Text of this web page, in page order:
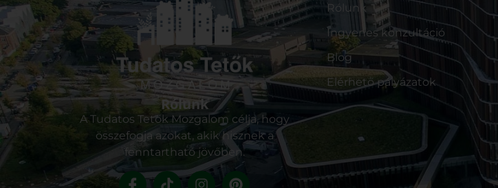
Rólunk
A Tudatos Tetők Mozgalom célja, hogy
összefogja azokat, akik hisznek a
fenntartható jövőben.
Rólunk
Ingyenes konzultáció
Blog
Elérhető pályázatok